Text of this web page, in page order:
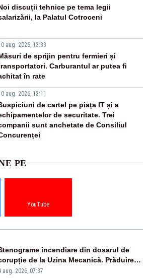
discuții tehnice pe tema legii
la Palatul Cotroceni
aug. 2026, 13:33
de sprijin pentru fermieri și
Carburantul ar putea fi
în rate
aug. 2026, 13:11
de cartel pe piața IT și a
de securitate. Trei
sunt anchetate de Consiliul
PE
YouTube
incendiare din dosarul de
de la Uzina Mecanică. Prăduirea
din programul SAFE, interceptată
aug. 2026, 07:37